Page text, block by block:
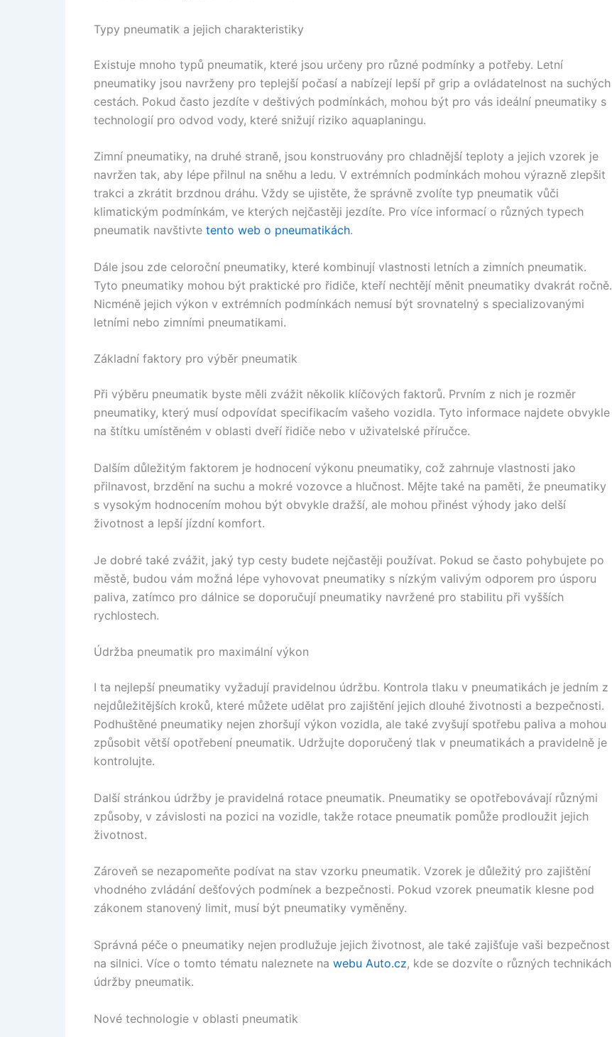
Typy pneumatik a jejich charakteristiky
Existuje mnoho typů pneumatik, které jsou určeny pro různé podmínky a potřeby. Letní
pneumatiky jsou navrženy pro teplejší počasí a nabízejí lepší př grip a ovládatelnost na suchých
cestách. Pokud často jezdíte v deštivých podmínkách, mohou být pro vás ideální pneumatiky s
technologií pro odvod vody, které snižují riziko aquaplaningu.
Zimní pneumatiky, na druhé straně, jsou konstruovány pro chladnější teploty a jejich vzorek je
navržen tak, aby lépe přilnul na sněhu a ledu. V extrémních podmínkách mohou výrazně zlepšit
trakci a zkrátit brzdnou dráhu. Vždy se ujistěte, že správně zvolíte typ pneumatik vůči
klimatickým podmínkám, ve kterých nejčastěji jezdíte. Pro více informací o různých typech
pneumatik navštivte tento web o pneumatikách.
Dále jsou zde celoroční pneumatiky, které kombinují vlastnosti letních a zimních pneumatik.
Tyto pneumatiky mohou být praktické pro řidiče, kteří nechtějí měnit pneumatiky dvakrát ročně.
Nicméně jejich výkon v extrémních podmínkách nemusí být srovnatelný s specializovanými
letními nebo zimními pneumatikami.
Základní faktory pro výběr pneumatik
Při výběru pneumatik byste měli zvážit několik klíčových faktorů. Prvním z nich je rozměr
pneumatiky, který musí odpovídat specifikacím vašeho vozidla. Tyto informace najdete obvykle
na štítku umístěném v oblasti dveří řidiče nebo v uživatelské příručce.
Dalším důležitým faktorem je hodnocení výkonu pneumatiky, což zahrnuje vlastnosti jako
přilnavost, brzdění na suchu a mokré vozovce a hlučnost. Mějte také na paměti, že pneumatiky
s vysokým hodnocením mohou být obvykle dražší, ale mohou přinést výhody jako delší
životnost a lepší jízdní komfort.
Je dobré také zvážit, jaký typ cesty budete nejčastěji používat. Pokud se často pohybujete po
městě, budou vám možná lépe vyhovovat pneumatiky s nízkým valivým odporem pro úsporu
paliva, zatímco pro dálnice se doporučují pneumatiky navržené pro stabilitu při vyšších
rychlostech.
Údržba pneumatik pro maximální výkon
I ta nejlepší pneumatiky vyžadují pravidelnou údržbu. Kontrola tlaku v pneumatikách je jedním z
nejdůležitějších kroků, které můžete udělat pro zajištění jejich dlouhé životnosti a bezpečnosti.
Podhuštěné pneumatiky nejen zhoršují výkon vozidla, ale také zvyšují spotřebu paliva a mohou
způsobit větší opotřebení pneumatik. Udržujte doporučený tlak v pneumatikách a pravidelně je
kontrolujte.
Další stránkou údržby je pravidelná rotace pneumatik. Pneumatiky se opotřebovávají různými
způsoby, v závislosti na pozici na vozidle, takže rotace pneumatik pomůže prodloužit jejich
životnost.
Zároveň se nezapomeňte podívat na stav vzorku pneumatik. Vzorek je důležitý pro zajištění
vhodného zvládání dešťových podmínek a bezpečnosti. Pokud vzorek pneumatik klesne pod
zákonem stanovený limit, musí být pneumatiky vyměněny.
Správná péče o pneumatiky nejen prodlužuje jejich životnost, ale také zajišťuje vaši bezpečnost
na silnici. Více o tomto tématu naleznete na webu Auto.cz, kde se dozvíte o různých technikách
údržby pneumatik.
Nové technologie v oblasti pneumatik